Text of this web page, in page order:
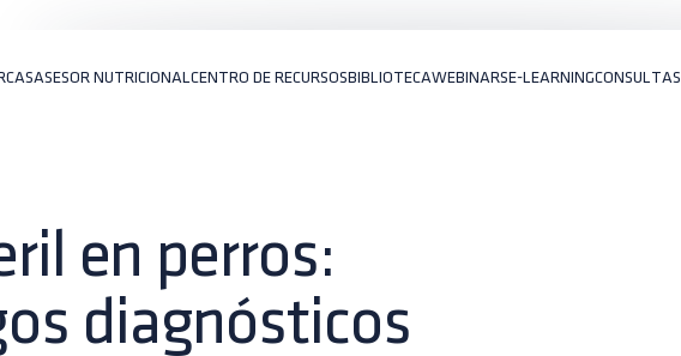
ASESOR NUTRICIONAL CENTRO DE RECURSOSBIBLIOTECAWEBINARSE-LEARNINGCONSULTAS
en perros:
diagnósticos